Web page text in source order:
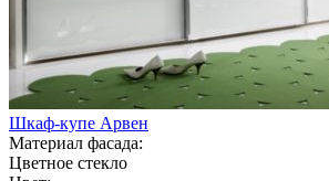
Шкаф-купе Арвен
Материал фасада:
Цветное стекло